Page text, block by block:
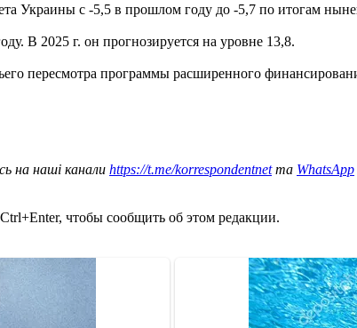
Украины с -5,5 в прошлом году до -5,7 по итогам
В 2025 г. он прогнозируется на уровне 13,8.
пересмотра программы расширенного
на наші канали https://t.me/korrespondentnetта WhatsApp
чтобы сообщить об этом редакции.